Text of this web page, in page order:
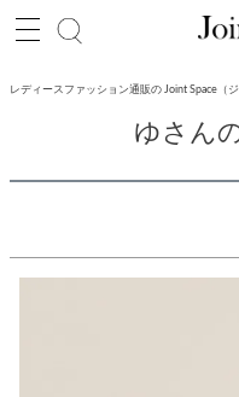
レディースファッション通販の Joint Space（
ゆさん